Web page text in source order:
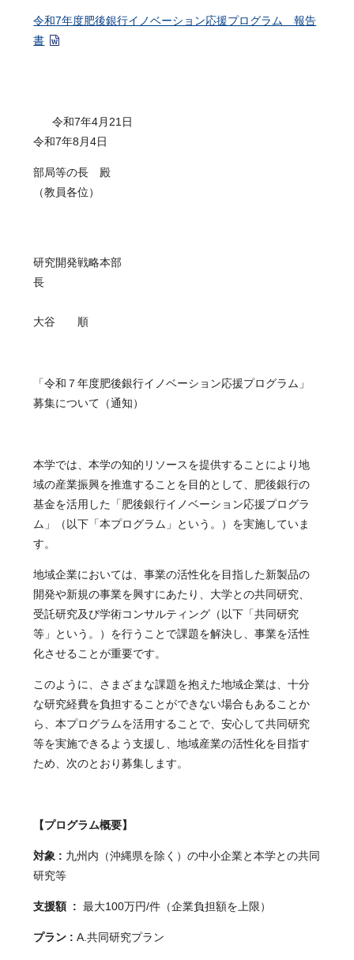
令和7年度肥後銀行イノベーション応援プログラム 報告
書
令和7年4月21日
令和7年8月4日
部局等の長 殿
（教員各位）
研究開発戦略本部
大谷 順
「令和７年度肥後銀行イノベーション応援プログラム」
募集について（通知）
本学では、本学の知的リソースを提供することにより地
域の産業振興を推進することを目的として、肥後銀行の
基金を活用した「肥後銀行イノベーション応援プログラ
ム」（以下「本プログラム」という。）を実施していま
す。
地域企業においては、事業の活性化を目指した新製品の
開発や新規の事業を興すにあたり、大学との共同研究、
受託研究及び学術コンサルティング（以下「共同研究
等」という。）を行うことで課題を解決し、事業を活性
化させることが重要です。
このように、さまざまな課題を抱えた地域企業は、十分
な研究経費を負担することができない場合もあることか
ら、本プログラムを活用することで、安心して共同研究
等を実施できるよう支援し、地域産業の活性化を目指す
ため、次のとおり募集します。
【プログラム概要】
対象 : 九州内（沖縄県を除く）の中小企業と本学との共同
研究等
支援額 : 最大100万円/件（企業負担額を上限）
プラン :A.共同研究プラン